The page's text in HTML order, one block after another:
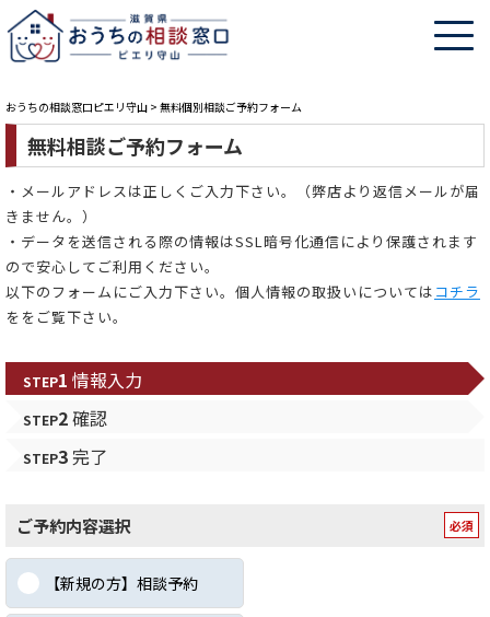
おうちの相談窓口ピエリ守山 > 無料個別相談ご予約フォーム
無料相談ご予約フォーム
・メールアドレスは正しくご入力下さい。（弊店より返信メールが届
きません。）
・データを送信される際の情報はSSL暗号化通信により保護されます
ので安心してご利用ください。
以下のフォームにご入力下さい。個人情報の取扱いについては コチラ
ををご覧下さい。
STEP1 情報入力
STEP2確認
STEP3 完了
ご予約内容選択
【新規の方】相談予約